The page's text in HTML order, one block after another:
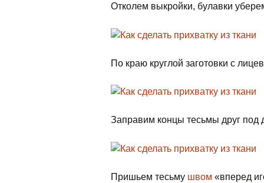
Отколем выкройки, булавки
По краю круглой заготовки с
Заправим концы тесьмы друг под
Пришьем тесьму швом «вперед